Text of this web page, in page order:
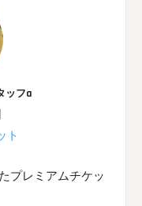
ッフa
ト
プレミアムチケッ